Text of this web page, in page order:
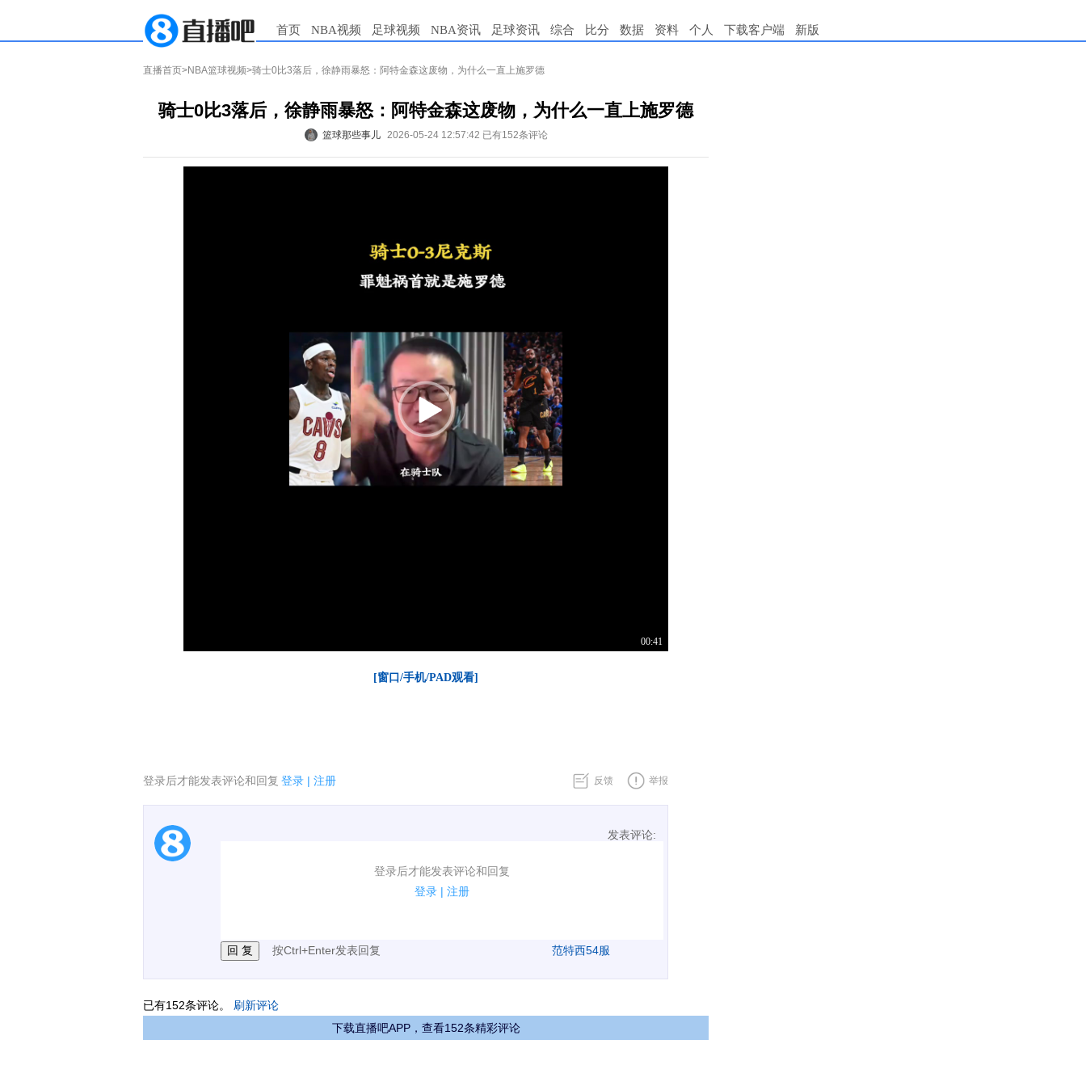
首页 NBA视频 足球视频 NBA资讯 足球资讯 综合 比分 数据 资料 个人 下载客户端 新版
直播首页>NBA篮球视频>骑士0比3落后，徐静雨暴怒：阿特金森这废物，为什么一直上施罗德
骑士0比3落后，徐静雨暴怒：阿特金森这废物，为什么一直上施罗德
篮球那些事儿 2026-05-24 12:57:42 已有152条评论
00:41
[窗口/手机/PAD观看]
登录后才能发表评论和回复 登录 | 注册 反馈 举报
发表评论:
登录后才能发表评论和回复
登录 | 注册
1.电脑端新用户可以发表评论了！
按Ctrl+Enter发表回复 范特西54服
已有152条评论。 刷新评论
下载直播吧APP，查看152条精彩评论